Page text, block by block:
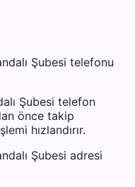
Şubesi telefonu
Şubesi telefon
önce takip
hızlandırır.
Şubesi adresi